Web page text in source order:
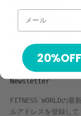
Shipping Policy
terms of service
inquiry
Newsletter
FITNESS WORLDの
ルアドレスを登録して